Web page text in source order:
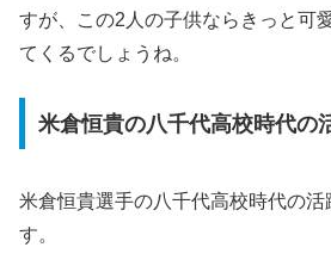
すが、この2人の子供ならきっと可
てくるでしょうね。
米倉恒貴の八千代高校時代の
米倉恒貴選手の八千代高校時代の活
す。